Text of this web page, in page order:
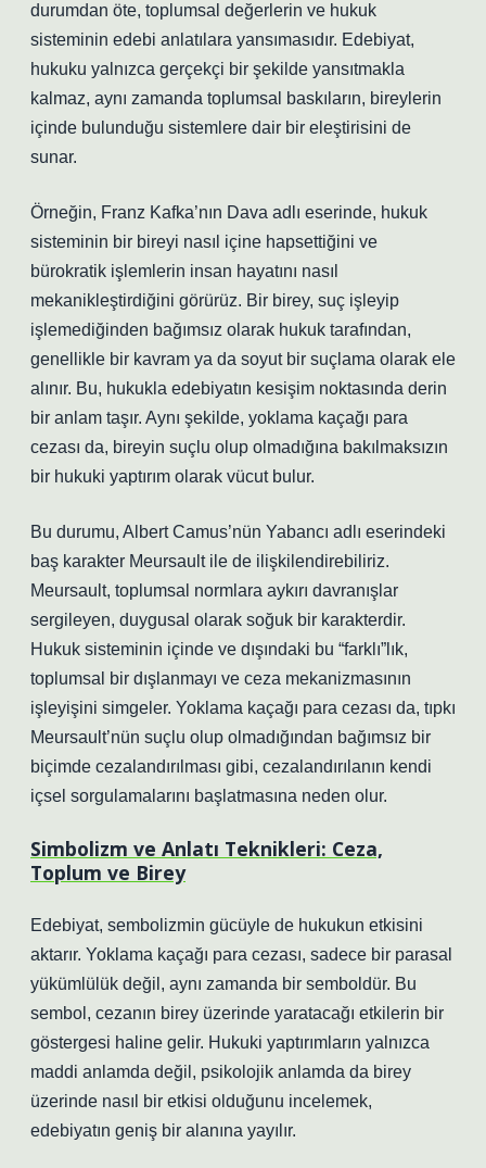
durumdan öte, toplumsal değerlerin ve hukuk
sisteminin edebi anlatılara yansımasıdır. Edebiyat,
hukuku yalnızca gerçekçi bir şekilde yansıtmakla
kalmaz, aynı zamanda toplumsal baskıların, bireylerin
içinde bulunduğu sistemlere dair bir eleştirisini de
sunar.
Örneğin, Franz Kafka’nın Dava adlı eserinde, hukuk
sisteminin bir bireyi nasıl içine hapsettiğini ve
bürokratik işlemlerin insan hayatını nasıl
mekanikleştirdiğini görürüz. Bir birey, suç işleyip
işlemediğinden bağımsız olarak hukuk tarafından,
genellikle bir kavram ya da soyut bir suçlama olarak ele
alınır. Bu, hukukla edebiyatın kesişim noktasında derin
bir anlam taşır. Aynı şekilde, yoklama kaçağı para
cezası da, bireyin suçlu olup olmadığına bakılmaksızın
bir hukuki yaptırım olarak vücut bulur.
Bu durumu, Albert Camus’nün Yabancı adlı eserindeki
baş karakter Meursault ile de ilişkilendirebiliriz.
Meursault, toplumsal normlara aykırı davranışlar
sergileyen, duygusal olarak soğuk bir karakterdir.
Hukuk sisteminin içinde ve dışındaki bu “farklı”lık,
toplumsal bir dışlanmayı ve ceza mekanizmasının
işleyişini simgeler. Yoklama kaçağı para cezası da, tıpkı
Meursault’nün suçlu olup olmadığından bağımsız bir
biçimde cezalandırılması gibi, cezalandırılanın kendi
içsel sorgulamalarını başlatmasına neden olur.
Simbolizm ve Anlatı Teknikleri: Ceza,
Toplum ve Birey
Edebiyat, sembolizmin gücüyle de hukukun etkisini
aktarır. Yoklama kaçağı para cezası, sadece bir parasal
yükümlülük değil, aynı zamanda bir semboldür. Bu
sembol, cezanın birey üzerinde yaratacağı etkilerin bir
göstergesi haline gelir. Hukuki yaptırımların yalnızca
maddi anlamda değil, psikolojik anlamda da birey
üzerinde nasıl bir etkisi olduğunu incelemek,
edebiyatın geniş bir alanına yayılır.